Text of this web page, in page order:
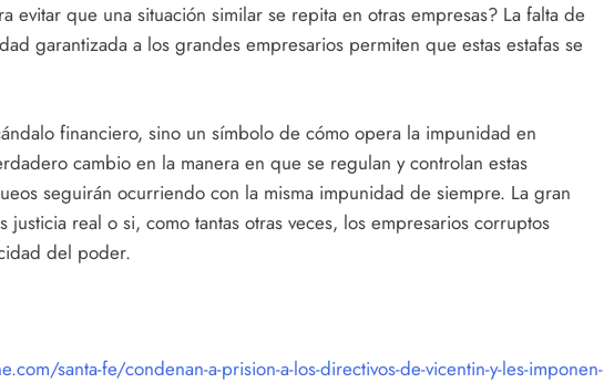
evitar que una situación similar se repita en otras empresas? La falta de
garantizada a los grandes empresarios permiten que estas estafas se
financiero, sino un símbolo de cómo opera la impunidad en
cambio en la manera en que se regulan y controlan estas
seguirán ocurriendo con la misma impunidad de siempre. La gran
justicia real o si, como tantas otras veces, los empresarios corruptos
del poder.
santa-fe/condenan-a-prision-a-los-directivos-de-vicentin-y-les-imponen-